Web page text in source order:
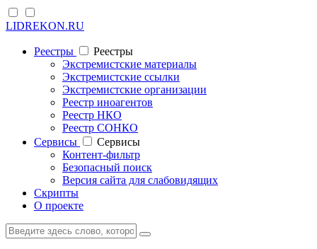
LIDREKON.RU
Реестры
Реестры
Экстремистские материалы
Экстремистские ссылки
Экстремистские организации
Реестр иноагентов
Реестр НКО
Реестр СОНКО
Cервисы
Cервисы
Контент-фильтр
Безопасный поиск
Версия сайта для слабовидящих
Скрипты
О проекте